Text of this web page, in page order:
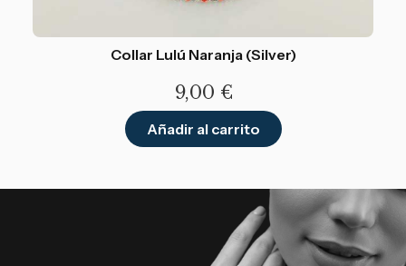
Collar Lulú Naranja (Silver)
9,00 €
Añadir al carrito